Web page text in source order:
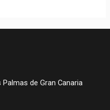
Palmas de Gran Canaria